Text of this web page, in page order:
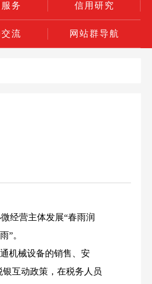
务 信用研究
流 网站群导航
经营主体发展“春雨润
”。
机械设备的销售、安
互动政策，在税务人员